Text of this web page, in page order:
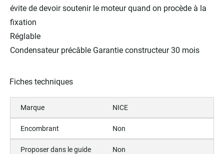
évite de devoir soutenir le moteur quand on procède à la
fixation
Réglable
Condensateur précâble Garantie constructeur 30 mois
Fiches techniques
Marque NICE
Encombrant Non
Proposer dans le guide
Non